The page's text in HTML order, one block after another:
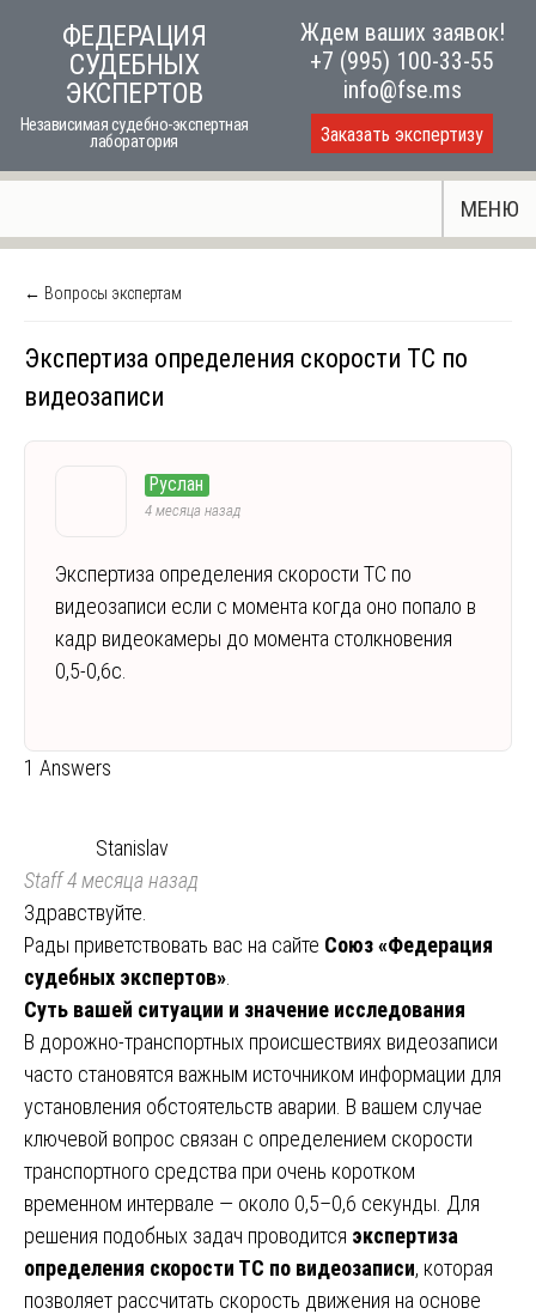
ФЕДЕРАЦИЯ
СУДЕБНЫХ
ЭКСПЕРТОВ
Независимая судебно-экспертная
лаборатория
Ждем ваших заявок!
+7 (995) 100-33-55
info@fse.ms
Заказать экспертизу
МЕНЮ
← Вопросы экспертам
Экспертиза определения скорости ТС по
видеозаписи
Руслан
4 месяца назад
Экспертиза определения скорости ТС по
видеозаписи если с момента когда оно попало в
кадр видеокамеры до момента столкновения
0,5-0,6с.
1 Answers
Stanislav
Staff4 месяца назад
Здравствуйте.
Рады приветствовать вас на сайте Союз «Федерация
судебных экспертов»
Суть вашей ситуации и значение исследования
В дорожно-транспортных происшествиях видеозаписи
часто становятся важным источником информации для
установления обстоятельств аварии. В вашем случае
ключевой вопрос связан с определением скорости
транспортного средства при очень коротком
временном интервале — около 0,5–0,6 секунды. Для
решения подобных задач проводится экспертиза
определения скорости ТС по видеозаписи, которая
позволяет рассчитать скорость движения на основе